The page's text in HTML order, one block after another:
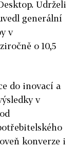
Udrželi
generální
v
o 10,5
do inovací a
v
konverze i